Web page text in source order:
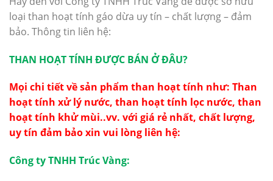
loại than hoạt tính gáo dừa uy tín – chất lượng – đảm
bảo. Thông tin liên hệ:
THAN HOẠT TÍNH ĐƯỢC BÁN Ở ĐÂU?
Mọi chi tiết về sản phẩm than hoạt tính như: Than
hoạt tính xử lý nước, than hoạt tính lọc nước, than
hoạt tính khử mùi..vv. với giá rẻ nhất, chất lượng,
uy tín đảm bảo xin vui lòng liên hệ:
Công ty TNHH Trúc Vàng: